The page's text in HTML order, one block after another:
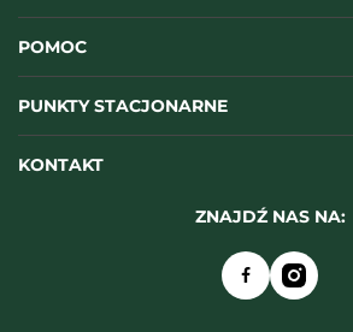
POMOC
PUNKTY STACJONARNE
KONTAKT
ZNAJDŹ NAS NA: